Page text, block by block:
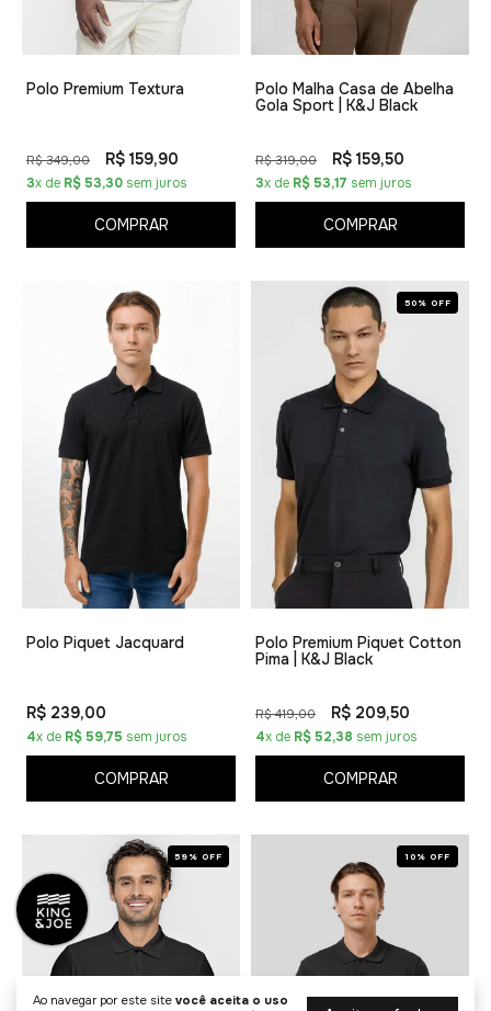
Ao navegar por este site você aceita o uso
Polo Premium Textura
R$ 349,00 R$ 159,90
3x de R$ 53,30 sem juros
COMPRAR
Polo Malha Casa de Abelha
Gola Sport | K&J Black
R$ 319,00 R$ 159,50
3x de R$ 53,17 sem juros
COMPRAR
Polo Piquet Jacquard
R$ 239,00
4x de R$ 59,75 sem juros
COMPRAR
50% OFF
Polo Premium Piquet Cotton
Pima | K&J Black
R$ 419,00 R$ 209,50
4x de R$ 52,38 sem juros
COMPRAR
59% OFF 10% OFF